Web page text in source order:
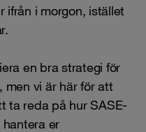
ifrån i morgon, istället
en bra strategi för
men vi är här för att
ta reda på hur SASE-
er